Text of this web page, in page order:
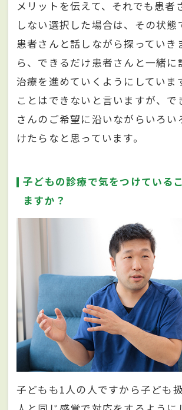
メリットを伝えて、それでも患者
しない選択した場合は、その状態
患者さんと話しながら探っていき
ら、できるだけ患者さんと一緒に
治療を進めていくようにしていま
ことはできないと言いますが、で
さんのご希望に沿いながらいろい
けたらなと思っています。
子どもの診療で気をつけている
ますか？
子どもも1人の人ですから子ども